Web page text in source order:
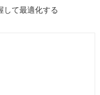
して最適化する